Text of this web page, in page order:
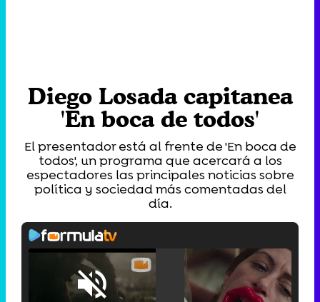
Diego Losada capitanea
'En boca de todos'
El presentador está al frente de 'En boca de
todos', un programa que acercará a los
espectadores las principales noticias sobre
política y sociedad más comentadas del
día.
Loaded
25.30%